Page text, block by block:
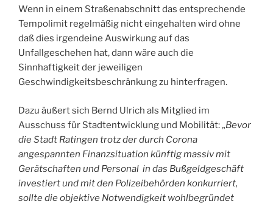
Wenn in einem Straßenabschnitt das entsprechende
Tempolimit regelmäßig nicht eingehalten wird ohne
daß dies irgendeine Auswirkung auf das
Unfallgeschehen hat, dann wäre auch die
Sinnhaftigkeit der jeweiligen
Geschwindigkeitsbeschränkung zu hinterfragen.
Dazu äußert sich Bernd Ulrich als Mitglied im
Ausschuss für Stadtentwicklung und Mobilität: „Bevor
die Stadt Ratingen trotz der durch Corona
angespannten Finanzsituation künftig massiv mit
Gerätschaften und Personal in das Bußgeldgeschäft
investiert und mit den Polizeibehörden konkurriert,
sollte die objektive Notwendigkeit wohlbegründet